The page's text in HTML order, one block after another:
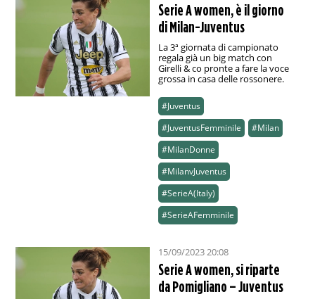
Serie A women, è il giorno
di Milan-Juventus
La 3ª giornata di campionato
regala già un big match con
Girelli & co pronte a fare la voce
grossa in casa delle rossonere.
#Juventus
#JuventusFemminile
#Milan
#MilanDonne
#MilanvJuventus
#SerieA(Italy)
#SerieAFemminile
15/09/2023 20:08
Serie A women, si riparte
da Pomigliano – Juventus